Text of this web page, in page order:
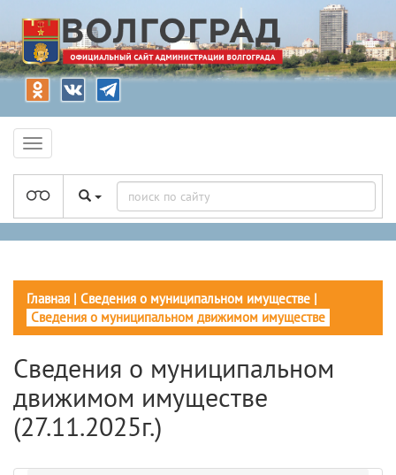
Главная | Сведения о муниципальном имуществе |
Сведения о муниципальном движимом имуществе
Сведения о муниципальном
движимом имуществе
(27.11.2025г.)